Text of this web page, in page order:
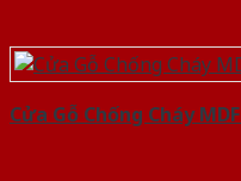
Cửa Gỗ Chống Cháy